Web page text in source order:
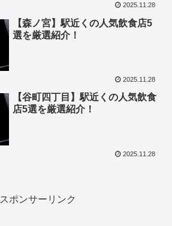
2025.11.28
【森ノ宮】駅近くの人気飲食店5
選を厳選紹介！
2025.11.28
【谷町四丁目】駅近くの人気飲食
店5選を厳選紹介！
2025.11.28
スポンサーリンク